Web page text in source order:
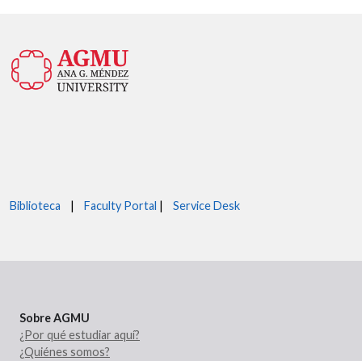
Biblioteca | Faculty Portal | Service Desk
Sobre AGMU
¿Por qué estudiar aquí?
¿Quiénes somos?